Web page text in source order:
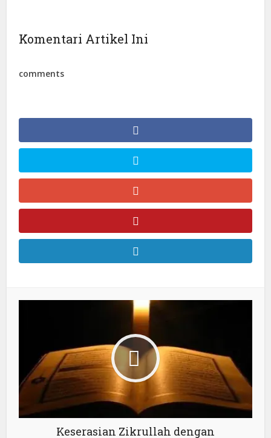
Komentari Artikel Ini
comments
Keserasian Zikrullah dengan